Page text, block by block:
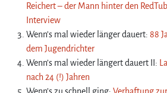
Reichert – der Mann hinter den
Interview
Wenn’s mal wieder länger dauert: 88
dem Jugendrichter
Wenn’s mal wieder längert dauert II:
nach 24 (!) Jahren